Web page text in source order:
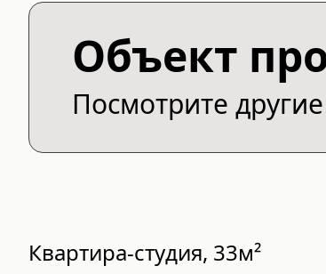
Объект
Посмотрите
Квартира-студия, 33м²